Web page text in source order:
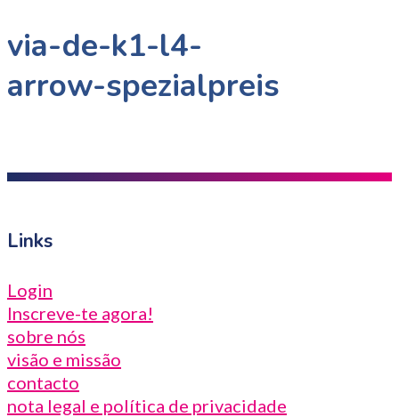
via-de-k1-l4-
arrow-spezialpreis
Links
Login
Inscreve-te agora!
sobre nós
visão e missão
contacto
nota legal e política de privacidade